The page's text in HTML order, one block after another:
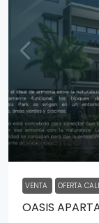
Empienzan
VENTA OFERTA
OASIS